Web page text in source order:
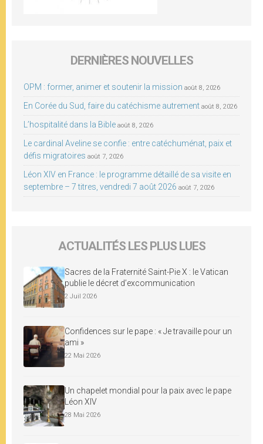
DERNIÈRES NOUVELLES
OPM : former, animer et soutenir la mission août 8, 2026
En Corée du Sud, faire du catéchisme autrement août 8, 2026
L’hospitalité dans la Bible août 8, 2026
Le cardinal Aveline se confie : entre catéchuménat, paix et
défis migratoires août 7, 2026
Léon XIV en France : le programme détaillé de sa visite en
septembre – 7 titres, vendredi 7 août 2026 août 7, 2026
ACTUALITÉS LES PLUS LUES
Sacres de la Fraternité Saint-Pie X : le Vatican
publie le décret d’excommunication
2 Juil 2026
Confidences sur le pape : « Je travaille pour un
ami »
22 Mai 2026
Un chapelet mondial pour la paix avec le pape
Léon XIV
28 Mai 2026